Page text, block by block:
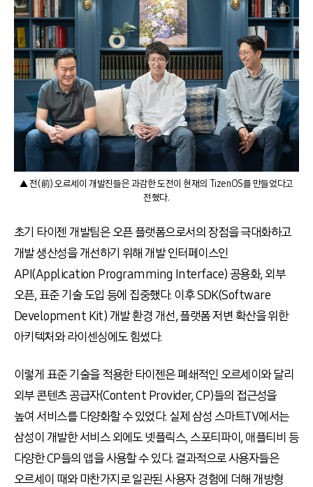
▲ 전(前) 오르세이 개발진들은 과감한 도전이 현재의 TizenOS를 만들었다고
전했다.
초기 타이젠 개발팀은 오픈 플랫폼으로서의 장점을 극대화하고
개발 생산성을 개선하기 위해 개발 인터페이스인
API(Application Programming Interface) 공용화, 외부
오픈, 표준 기술 도입 등에 집중했다. 이후 SDK(Software
Development Kit) 개발 환경 개선, 플랫폼 저변 확산을 위한
아키텍처와 라이센싱에도 힘썼다.
이렇게 표준 기술을 적용한 타이젠은 폐쇄적인 오르세이와 달리
외부 콘텐츠 공급자(Content Provider, CP)들의 접근성을
높여 서비스를 다양화할 수 있었다. 실제 삼성 스마트TV에서는
삼성이 개발한 서비스 외에도 넷플릭스, 스포티파이, 애플티비 등
다양한 CP들의 앱을 사용할 수 있다. 결과적으로 사용자들은
오르세이 때와 마찬가지로 일관된 사용자 경험에 더해 개방형